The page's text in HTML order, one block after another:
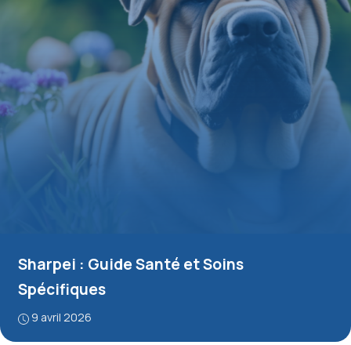
Sharpei : Guide Santé et Soins
Spécifiques
9 avril 2026